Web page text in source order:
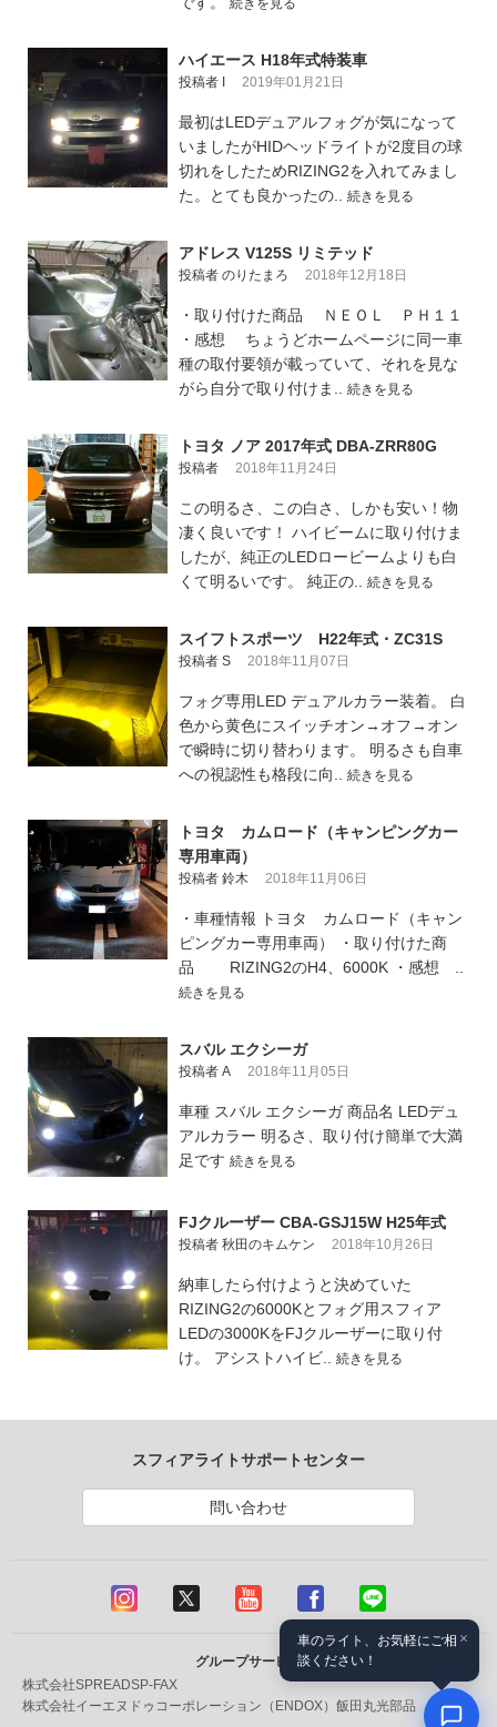
続きを見る
ハイエース H18年式特装車
投稿者 I 2019年01月21日
最初はLEDデュアルフォグが気になって
いましたがHIDヘッドライトが2度目の球
切れをしたためRIZING2を入れてみまし
た。とても良かったの.. 続きを見る
アドレス V125S リミテッド
投稿者 のりたまろ 2018年12月18日
・取り付けた商品 ＮＥＯＬ ＰＨ１１
・感想 ちょうどホームページに同一車
種の取付要領が載っていて、それを見な
がら自分で取り付けま.. 続きを見る
トヨタ ノア 2017年式 DBA-ZRR80G
投稿者 2018年11月24日
この明るさ、この白さ、しかも安い！物
凄く良いです！ ハイビームに取り付けま
したが、純正のLEDロービームよりも白
くて明るいです。 純正の.. 続きを見る
スイフトスポーツ H22年式・ZC31S
投稿者 S 2018年11月07日
フォグ専用LED デュアルカラー装着。 白
色から黄色にスイッチオン→オフ→オン
で瞬時に切り替わります。 明るさも自車
への視認性も格段に向.. 続きを見る
トヨタ カムロード（キャンピングカー
専用車両）
投稿者 鈴木 2018年11月06日
・車種情報 トヨタ カムロード（キャン
ピングカー専用車両） ・取り付けた商
品 RIZING2のH4、6000K ・感想 ..
続きを見る
スバル エクシーガ
投稿者 A 2018年11月05日
車種 スバル エクシーガ 商品名 LEDデュ
アルカラー 明るさ、取り付け簡単で大満
足です 続きを見る
FJクルーザー CBA-GSJ15W H25年式
投稿者 秋田のキムケン 2018年10月26日
納車したら付けようと決めていた
RIZING2の6000Kとフォグ用スフィア
LEDの3000KをFJクルーザーに取り付
け。 アシストハイビ.. 続きを見る
スフィアライトサポートセンター
問い合わせ
グループサービス
株式会社SPREADSP-FAX
株式会社イーエヌドゥコーポレーション（ENDOX） 飯田丸光部品
×
車のライト、お気軽にご相
談ください！